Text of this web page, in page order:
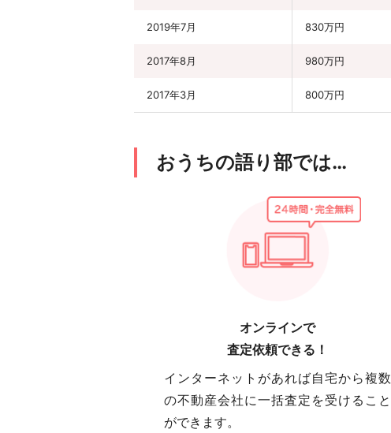
2019年7月 830万円
2017年8月 980万円
2017年3月 800万円
おうちの語り部では…
オンラインで
査定依頼できる！
インターネットがあれば自宅から複数
の不動産会社に一括査定を受けること
ができます。